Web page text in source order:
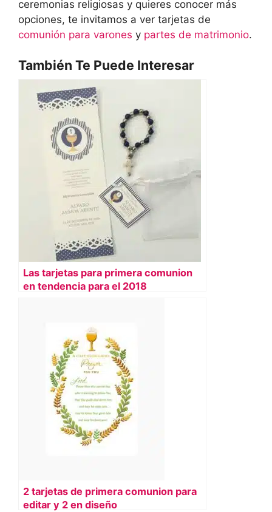
ceremonias religiosas y quieres conocer más
opciones, te invitamos a ver tarjetas de
comunión para varones y partes de matrimonio.
También Te Puede Interesar
Las tarjetas para primera comunion
en tendencia para el 2018
2 tarjetas de primera comunion para
editar y 2 en diseño